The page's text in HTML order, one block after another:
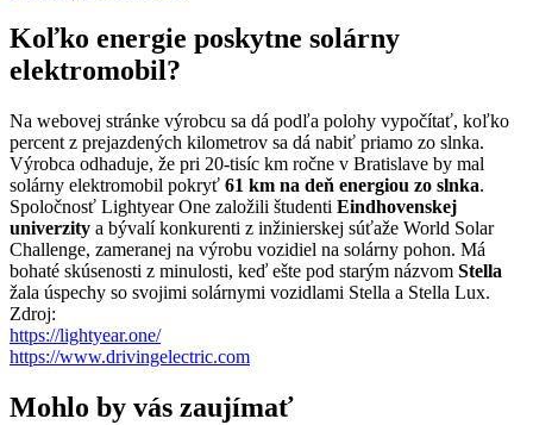
Koľko energie poskytne solárny
elektromobil?
Na webovej stránke výrobcu sa dá podľa polohy vypočítať, koľko
percent z prejazdených kilometrov sa dá nabiť priamo zo slnka.
Výrobca odhaduje, že pri 20-tisíc km ročne v Bratislave by mal
solárny elektromobil pokryť 61 km na deň energiou zo slnka.
Spoločnosť Lightyear One založili študenti Eindhovenskej
univerzity a bývalí konkurenti z inžinierskej súťaže World Solar
Challenge, zameranej na výrobu vozidiel na solárny pohon. Má
bohaté skúsenosti z minulosti, keď ešte pod starým názvom Stella
žala úspechy so svojimi solárnymi vozidlami Stella a Stella Lux.
Zdroj:
https://lightyear.one/
https://www.drivingelectric.com
Mohlo by vás zaujímať